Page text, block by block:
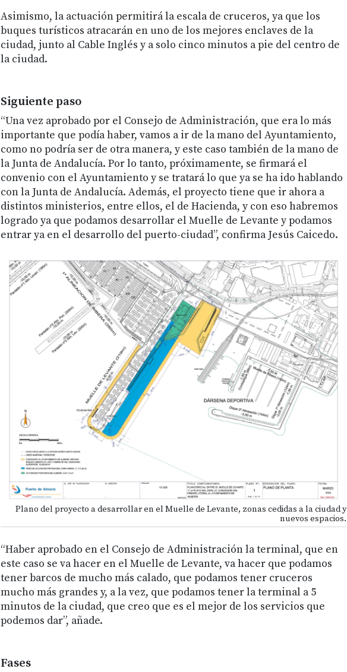
Asimismo, la actuación permitirá la escala de cruceros, ya que los
buques turísticos atracarán en uno de los mejores enclaves de la
ciudad, junto al Cable Inglés y a solo cinco minutos a pie del centro de
la ciudad.
Siguiente paso
“Una vez aprobado por el Consejo de Administración, que era lo más
importante que podía haber, vamos a ir de la mano del Ayuntamiento,
como no podría ser de otra manera, y este caso también de la mano de
la Junta de Andalucía. Por lo tanto, próximamente, se firmará el
convenio con el Ayuntamiento y se tratará lo que ya se ha ido hablando
con la Junta de Andalucía. Además, el proyecto tiene que ir ahora a
distintos ministerios, entre ellos, el de Hacienda, y con eso habremos
logrado ya que podamos desarrollar el Muelle de Levante y podamos
entrar ya en el desarrollo del puerto-ciudad”, confirma Jesús Caicedo.
Plano del proyecto a desarrollar en el Muelle de Levante, zonas cedidas a la ciudad y
nuevos espacios.
“Haber aprobado en el Consejo de Administración la terminal, que en
este caso se va hacer en el Muelle de Levante, va hacer que podamos
tener barcos de mucho más calado, que podamos tener cruceros
mucho más grandes y, a la vez, que podamos tener la terminal a 5
minutos de la ciudad, que creo que es el mejor de los servicios que
podemos dar”, añade.
Fases